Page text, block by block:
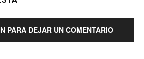
PARA DEJAR UN COMENTARIO